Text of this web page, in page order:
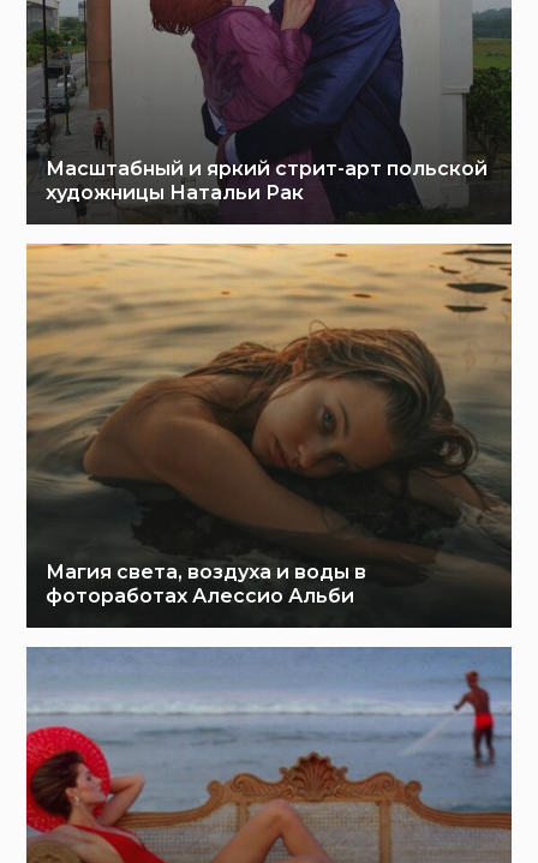
Масштабный и яркий стрит-арт польской
художницы Натальи Рак
Магия света, воздуха и воды в
фотоработах Алессио Альби